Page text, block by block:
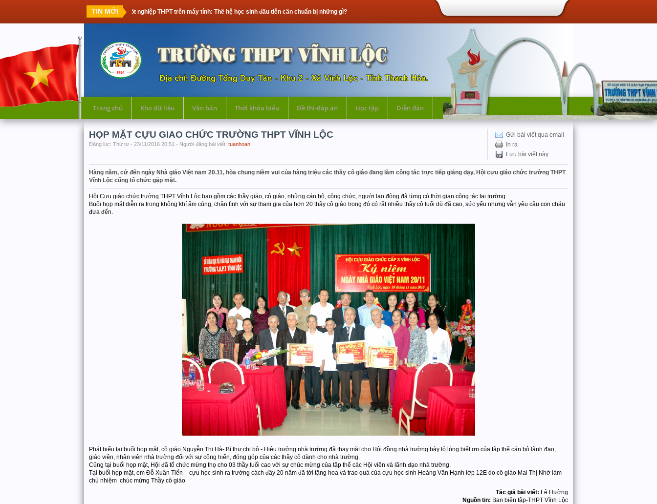
TIN MỚI
Thi tốt nghiệp THPT trên máy tính: Thế hệ học sinh đầu tiên cần chuẩn bị những gì?
Trang chủ Kho dữ liệu Văn bản Thời khóa biểu Đề thi-đáp án Học tập Diễn đàn
Gửi bài viết qua email
In ra
Lưu bài viết này
HỌP MẶT CỰU GIAO CHỨC TRƯỜNG THPT VĨNH LỘC
Đăng lúc: Thứ tư - 23/11/2016 20:51 - Người đăng bài viết: tuanhoan
Hàng năm, cứ đến ngày Nhà giáo Việt nam 20.11, hòa chung niềm vui của hàng triệu các thầy cô giáo đang làm công tác trực tiếp giảng dạy, Hội cựu giáo chức trường THPT
Vĩnh Lộc cũng tổ chức gặp mặt.
Hội Cựu giáo chức trường THPT Vĩnh Lộc bao gồm các thầy giáo, cô giáo, những cán bộ, công chức, người lao động đã từng có thời gian công tác tại trường.
Buổi họp mặt diễn ra trong không khí ấm cúng, chân tình với sự tham gia của hơn 20 thầy cô giáo trong đó có rất nhiều thầy cô tuổi dù đã cao, sức yếu nhưng vẫn yêu cầu con cháu
đưa đến.
Phát biểu tại buổi họp mặt, cô giáo Nguyễn Thị Hà- Bí thư chi bộ - Hiệu trưởng nhà trường đã thay mặt cho Hội đồng nhà trường bày tỏ lòng biết ơn của tập thể cán bộ lãnh đạo,
giáo viên, nhân viên nhà trường đối với sự cống hiến, đóng góp của các thầy cô dành cho nhà trường.
Cũng tại buổi họp mặt, Hội đã tổ chức mừng thọ cho 03 thầy tuổi cao với sự chúc mừng của tập thể các Hội viên và lãnh đạo nhà trường.
Tại buổi họp mặt, em Đỗ Xuân Tiến – cựu học sinh ra trường cách đây 20 năm đã tới tặng hoa và trao quà của cựu học sinh Hoàng Văn Hạnh lớp 12E do cô giáo Mai Thị Nhớ làm
chủ nhiệm chúc mừng Thầy cô giáo
Tác giả bài viết: Lê Hường
Nguồn tin: Ban biên tập-THPT Vĩnh Lộc